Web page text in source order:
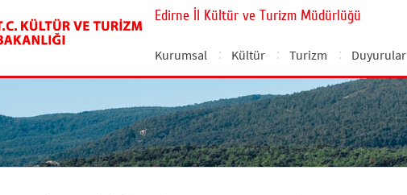
Edirne İl Kültür ve Turizm Müdürlüğü
Kurumsal Kültür Turizm Duyurular